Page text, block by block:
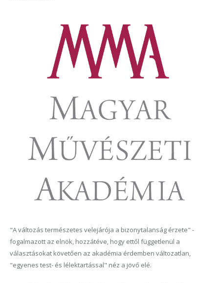
"A változás természetes velejárója a bizonytalanság érzete" -
fogalmazott az elnök, hozzátéve, hogy ettől függetlenül a
választásokat követően az akadémia érdemben változatlan,
"egyenes test- és lélektartással" néz a jövő elé.